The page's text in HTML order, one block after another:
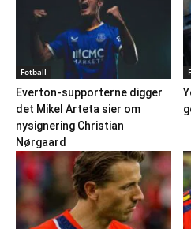
Fotball
Everton-supporterne digger
det Mikel Arteta sier om
nysignering Christian
Nørgaard